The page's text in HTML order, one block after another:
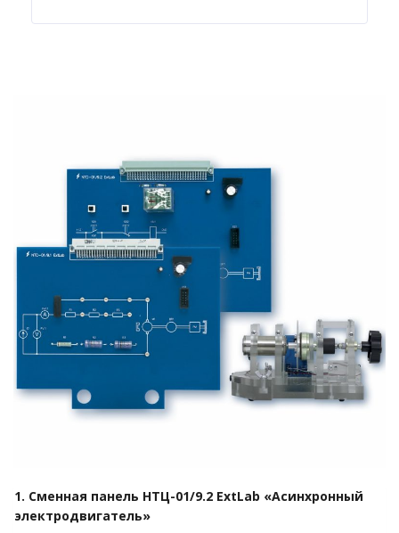
1. Сменная панель НТЦ-01/9.2 ExtLab «Асинхронный
электродвигатель»